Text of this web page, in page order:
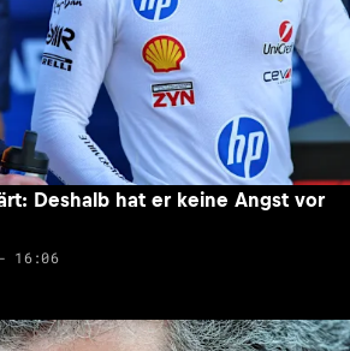
Deshalb hat er keine Angst vor
16:06